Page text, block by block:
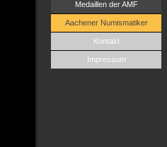
Medaillen der AMF
Aachener Numismatiker
Kontakt
Impressum